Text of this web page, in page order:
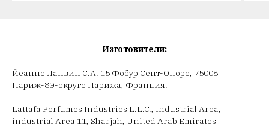
Изготовители:
Йеанне Ланвин С.А. 15 Фобур Сент-Оноре, 75008
Париж-8Э-округе Парижа, Франция.
Lattafa Perfumes Industries L.L.C., Industrial Area,
industrial Area 11, Sharjah, United Arab Emirates